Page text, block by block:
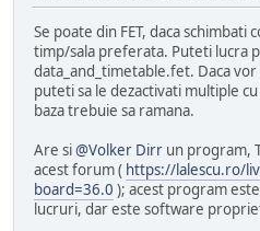
Se poate din FET, daca
timp/sala preferata. Puteti lucra
data_and_timetable.fet. Daca
puteti sa le dezactivati multiple
baza trebuie sa ramana.
Are si@Volker Dirr un program,
acest forum ( https://lalescu.ro/
board=36.0 ); acest program
lucruri, dar este software